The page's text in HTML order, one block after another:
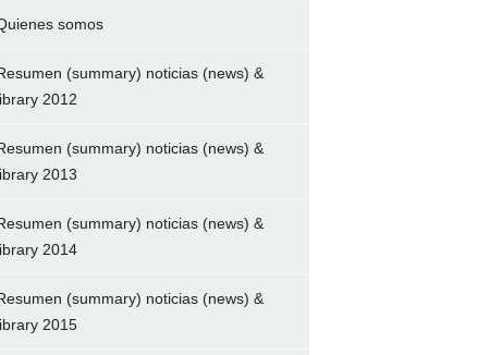
somos
(summary) noticias (news) &
2012
(summary) noticias (news) &
2013
(summary) noticias (news) &
2014
(summary) noticias (news) &
2015